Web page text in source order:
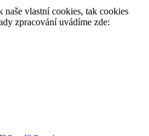
vlastní cookies, tak cookies
zpracování uvádíme zde: